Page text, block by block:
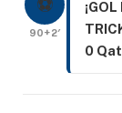
⚽
90+2′
0